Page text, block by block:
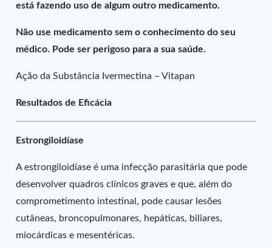
está fazendo uso de algum outro medicamento.
Não use medicamento sem o conhecimento do seu
médico. Pode ser perigoso para a sua saúde.
Ação da Substância Ivermectina – Vitapan
Resultados de Eficácia
Estrongiloidíase
A estrongiloidíase é uma infecção parasitária que pode
desenvolver quadros clínicos graves e que, além do
comprometimento intestinal, pode causar lesões
cutâneas, broncopulmonares, hepáticas, biliares,
miocárdicas e mesentéricas.